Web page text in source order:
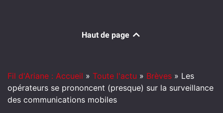
Haut de page
Fil d'Ariane : Accueil » Toute l'actu » Brèves » Les
opérateurs se prononcent (presque) sur la surveillance
des communications mobiles